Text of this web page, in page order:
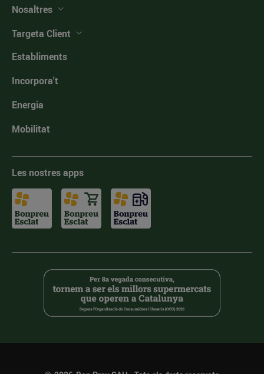
Nosaltres
Targeta Client
Establiments
Incorpora't
Energia
Mobilitat
Les nostres apps